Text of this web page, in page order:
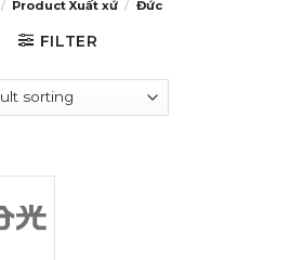
/ Product Xuất xứ / Đức
FILTER